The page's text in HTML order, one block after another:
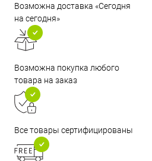
Возможна доставка «Сегодня
на сегодня»
Возможна покупка любого
товара на заказ
Все товары сертифицированы